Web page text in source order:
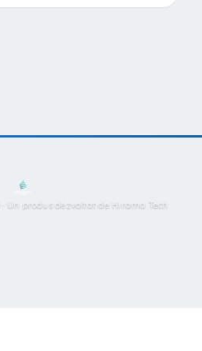
Un produs dezvoltat de Hirama Tech